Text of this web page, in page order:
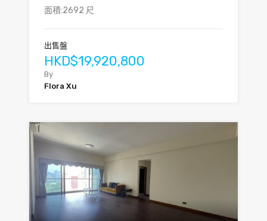
面積:2692 尺
出售盤
HKD$19,920,800
By
Flora Xu